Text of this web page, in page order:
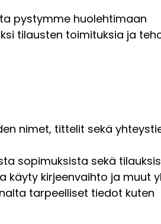
pystymme huolehtimaan
tilausten toimituksia ja
nimet, tittelit sekä
sopimuksista sekä
käyty kirjeenvaihto ja muut
tarpeelliset tiedot kuten